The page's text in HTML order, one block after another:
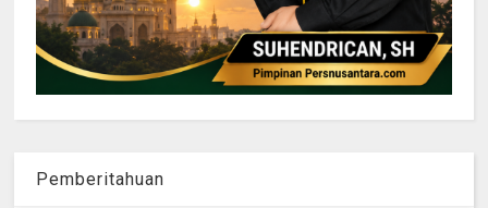
Pemberitahuan